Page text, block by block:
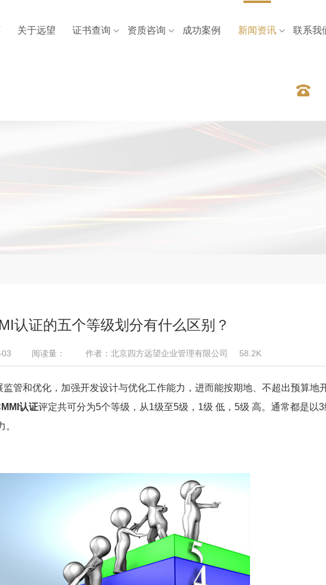
关于远望 证书查询 资质咨询 成功案例 新闻资讯 联系我
认证的五个等级划分有什么区别？
阅读量： 作者：北京四方远望企业管理有限公司 58.2K
和优化，加强开发设计与优化工作能力，进而能按期地、不超出预算地
认证评定共可分为5个等级，从1级至5级，1级 低，5级 高。通常都是以